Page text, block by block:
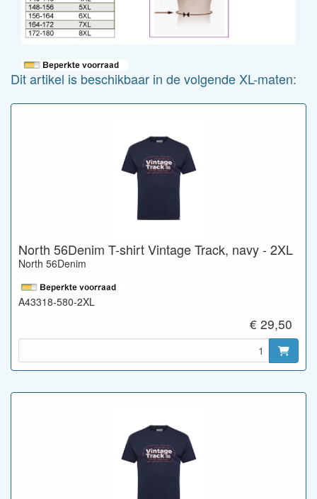
Dit artikel is beschikbaar in de volgende XL-maten:
North 56Denim T-shirt Vintage Track, navy - 2XL
North 56Denim
A43318-580-2XL
€ 29,50